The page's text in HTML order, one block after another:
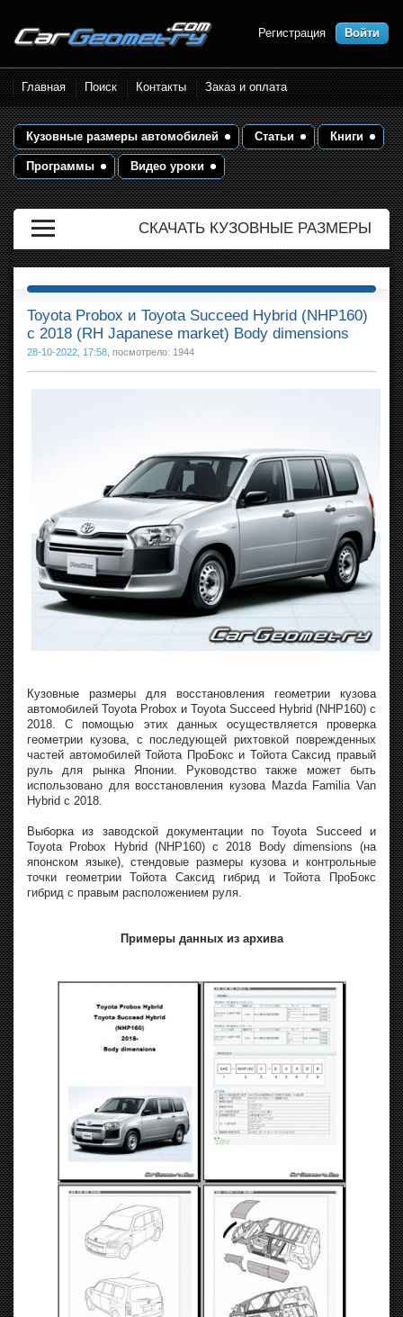
Размеры кузова автомобилей.
Контрольные точки и кузовные
размеры. Геометрия кузова
Регистрация Войти
Главная Поиск Контакты Заказ и оплата
Кузовные размеры автомобилей Статьи Книги
Программы Видео уроки
СКАЧАТЬ КУЗОВНЫЕ РАЗМЕРЫ
Toyota Probox и Toyota Succeed Hybrid (NHP160)
с 2018 (RH Japanese market) Body dimensions
28-10-2022, 17:58 , посмотрело: 1944
Кузовные размеры для восстановления геометрии кузова
автомобилей Toyota Probox и Toyota Succeed Hybrid (NHP160) с
2018. С помощью этих данных осуществляется проверка
геометрии кузова, с последующей рихтовкой поврежденных
частей автомобилей Тойота ПроБокс и Тойота Саксид правый
руль для рынка Японии. Руководство также может быть
использовано для восстановления кузова Mazda Familia Van
Hybrid с 2018.
Выборка из заводской документации по Toyota Succeed и
Toyota Probox Hybrid (NHP160) с 2018 Body dimensions (на
японском языке), стендовые размеры кузова и контрольные
точки геометрии Тойота Саксид гибрид и Тойота ПроБокс
гибрид с правым расположением руля.
Примеры данных из архива